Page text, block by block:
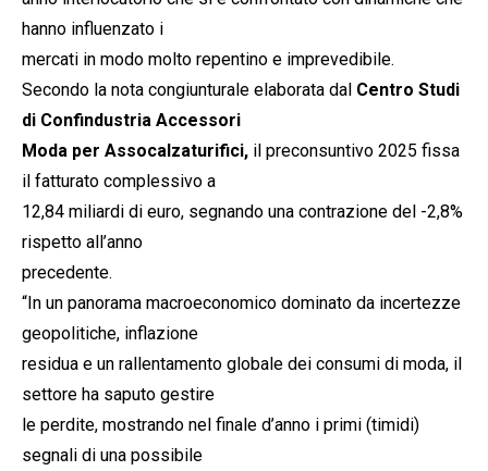
hanno influenzato i
mercati in modo molto repentino e imprevedibile.
Secondo la nota congiunturale elaborata dal Centro Studi
di Confindustria Accessori
Moda per Assocalzaturifici, il preconsuntivo 2025 fissa
il fatturato complessivo a
12,84 miliardi di euro, segnando una contrazione del -2,8%
rispetto all’anno
precedente.
“In un panorama macroeconomico dominato da incertezze
geopolitiche, inflazione
residua e un rallentamento globale dei consumi di moda, il
settore ha saputo gestire
le perdite, mostrando nel finale d’anno i primi (timidi)
segnali di una possibile